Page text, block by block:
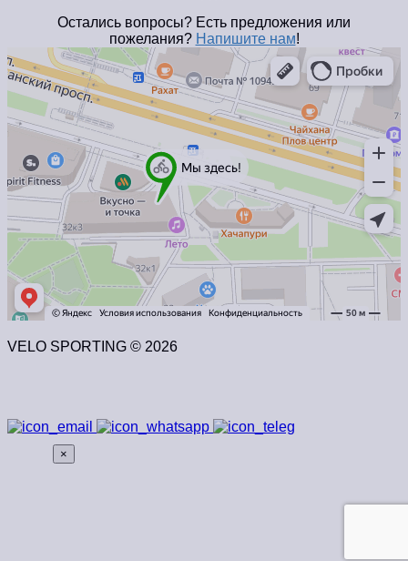
Остались вопросы? Есть предложения или
пожелания? Напишите нам!
VELO SPORTING © 2026
×